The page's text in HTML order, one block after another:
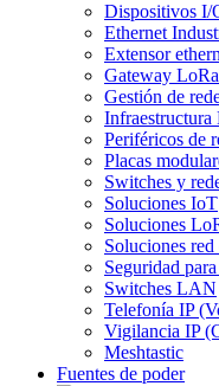
Dispositivos I/
Ethernet
Extensor
Gateway
Gestión de
Infraestructura
Periféricos de
Placas
Switches y
Soluciones IoT
Soluciones
Soluciones
Seguridad
Switches LAN
Telefonía IP
Vigilancia IP
Meshtastic
Fuentes de poder